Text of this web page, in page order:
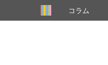
コラム